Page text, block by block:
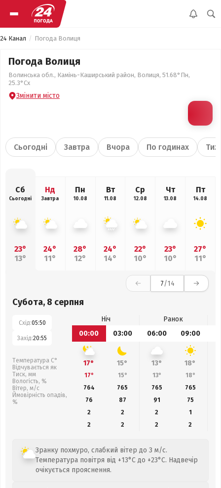
24 Канал Погода Волиця
Погода Волиця
Волинська обл., Камінь-Каширський район, Волиця, 51.68°Пн,
25.3°Сх
Змінити місто
Сьогодні Завтра Вчора По годинах
Сб
Сьогодні
23°
13°
Нд
Завтра
24°
11°
Пн
10.08
28°
12°
Вт
11.08
24°
14°
Ср
12.08
22°
10°
Чт
13.08
23°
10°
Пт
14.08
27°
11°
7/14
Субота, 8 серпня
Схід:05:50
Захід:20:55
Температура С°
Відчувається як
Тиск, мм
Вологість, %
Вітер, м/с
Ймовірність опадів,
%
Ніч
Ранок
00:00
03:00 06:00 09:00
17° 15° 13° 18°
17° 15° 13° 18°
764
765 765 765
76
87 91 75
2
2 2
1
2
2 2 2
Зранку похмуро, слабкий вітер до 3 м/с.
Температура повітря від +13°C до +23°C. Надвечір
очікується прояснення.